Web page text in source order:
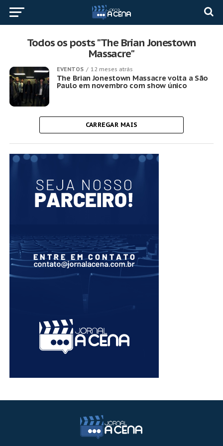
Todos os posts "The Brian Jonestown
Massacre"
EVENTOS 12 meses atrás
The Brian Jonestown Massacre volta a São
Paulo em novembro com show único
CARREGAR MAIS